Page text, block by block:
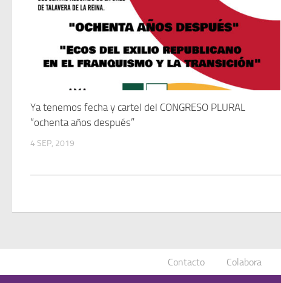
Ya tenemos fecha y cartel del CONGRESO PLURAL
“ochenta años después”
4 SEP, 2019
Contacto Colabora